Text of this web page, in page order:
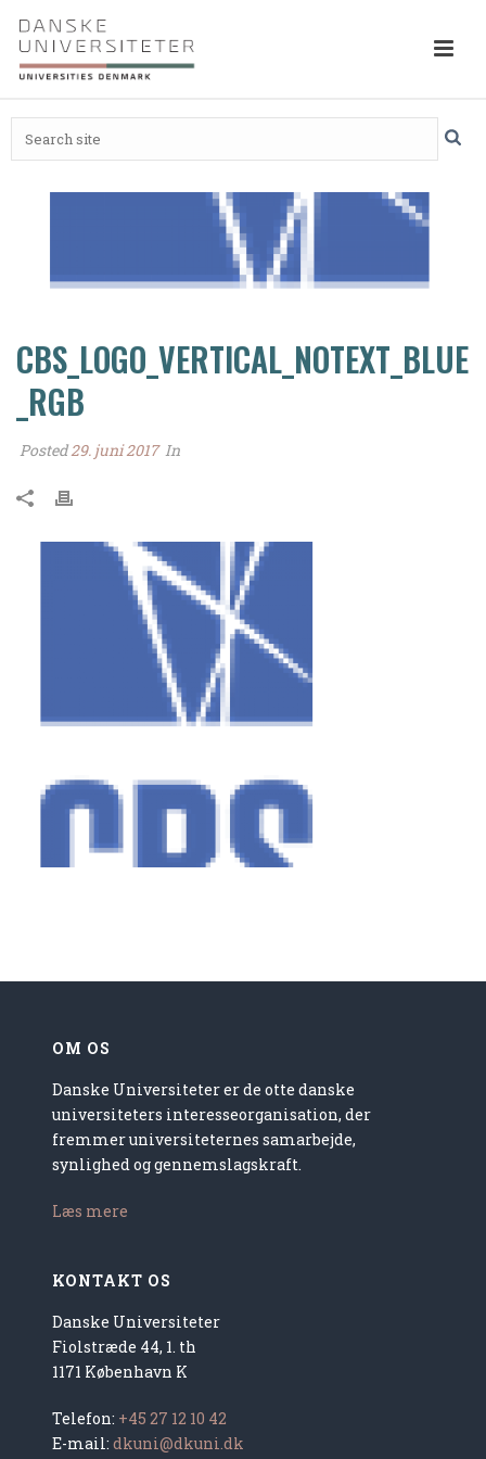
CBS_LOGO_VERTICAL_NOTEXT_BLUE
_RGB
Posted29. juni 2017 In
OM OS
Danske Universiteter er de otte danske
universiteters interesseorganisation, der
fremmer universiteternes samarbejde,
synlighed og gennemslagskraft.
Læs mere
KONTAKT OS
Danske Universiteter
Fiolstræde 44, 1. th
1171 København K
Telefon: +45 27 12 10 42
E-mail:dkuni@dkuni.dk